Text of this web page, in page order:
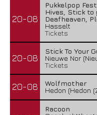
20-08
Pukkelpop
Hives, Stick to
Deafheaven,
Hasselt
Tickets
20-08
Stick To Your
Nieuwe Nor
Tickets
20-08
Wolfmother
Hedon (Hedon
Racoon